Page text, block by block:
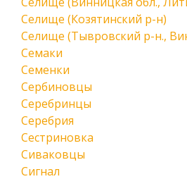
Селище (Козятинский р-н)
Селище (Тывровский р-н.,
Семаки
Семенки
Сербиновцы
Серебринцы
Серебрия
Сестриновка
Сиваковцы
Сигнал